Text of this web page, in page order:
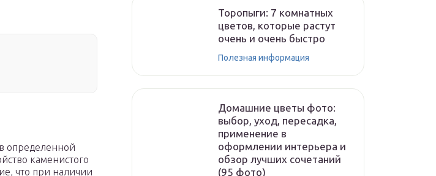
определенной
каменистого
что при наличии
Торопыги: 7 комнатных
цветов, которые растут
очень и очень быстро
Полезная информация
Домашние цветы фото:
выбор, уход, пересадка,
применение в
оформлении интерьера и
обзор лучших сочетаний
(95 фото)